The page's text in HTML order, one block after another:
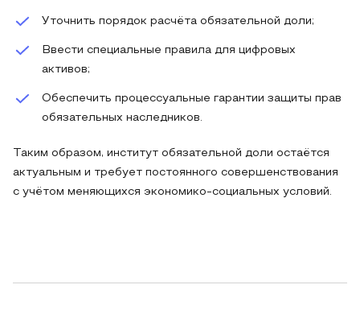
Уточнить порядок расчёта обязательной доли;
Ввести специальные правила для цифровых
активов;
Обеспечить процессуальные гарантии защиты прав
обязательных наследников.
Таким образом, институт обязательной доли остаётся
актуальным и требует постоянного совершенствования
с учётом меняющихся экономико-социальных условий.